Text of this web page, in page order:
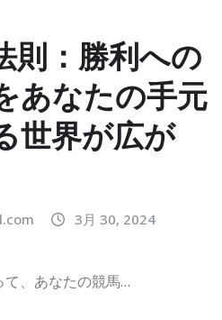
則：勝利への
あなたの手元
世界が広が
3月 30, 2024
て、あなたの競馬…